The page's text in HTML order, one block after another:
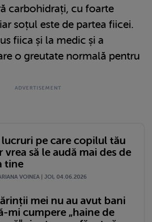
carbohidrați, cu foarte
soțul este de partea fiicei.
fiica și la medic și a
o greutate normală pentru
lucruri pe care copilul tău
vrea să le audă mai des de
tine
VOINEA | JOI, 04.06.2026
mei nu au avut bani
mi cumpere „haine de